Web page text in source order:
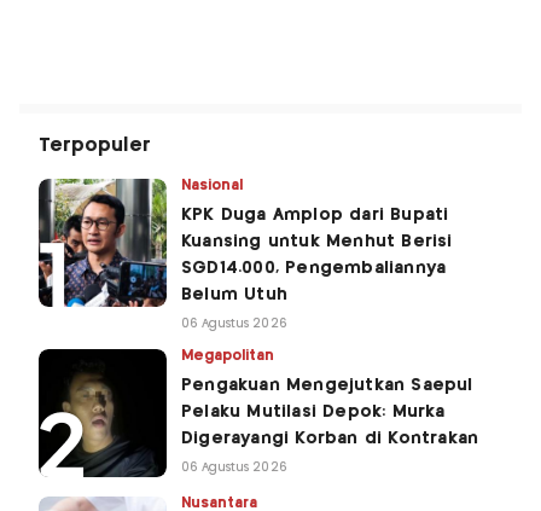
Terpopuler
Nasional
KPK Duga Amplop dari Bupati
Kuansing untuk Menhut Berisi
SGD14.000, Pengembaliannya
Belum Utuh
06 Agustus 2026
Megapolitan
Pengakuan Mengejutkan Saepul
Pelaku Mutilasi Depok: Murka
Digerayangi Korban di Kontrakan
06 Agustus 2026
Nusantara